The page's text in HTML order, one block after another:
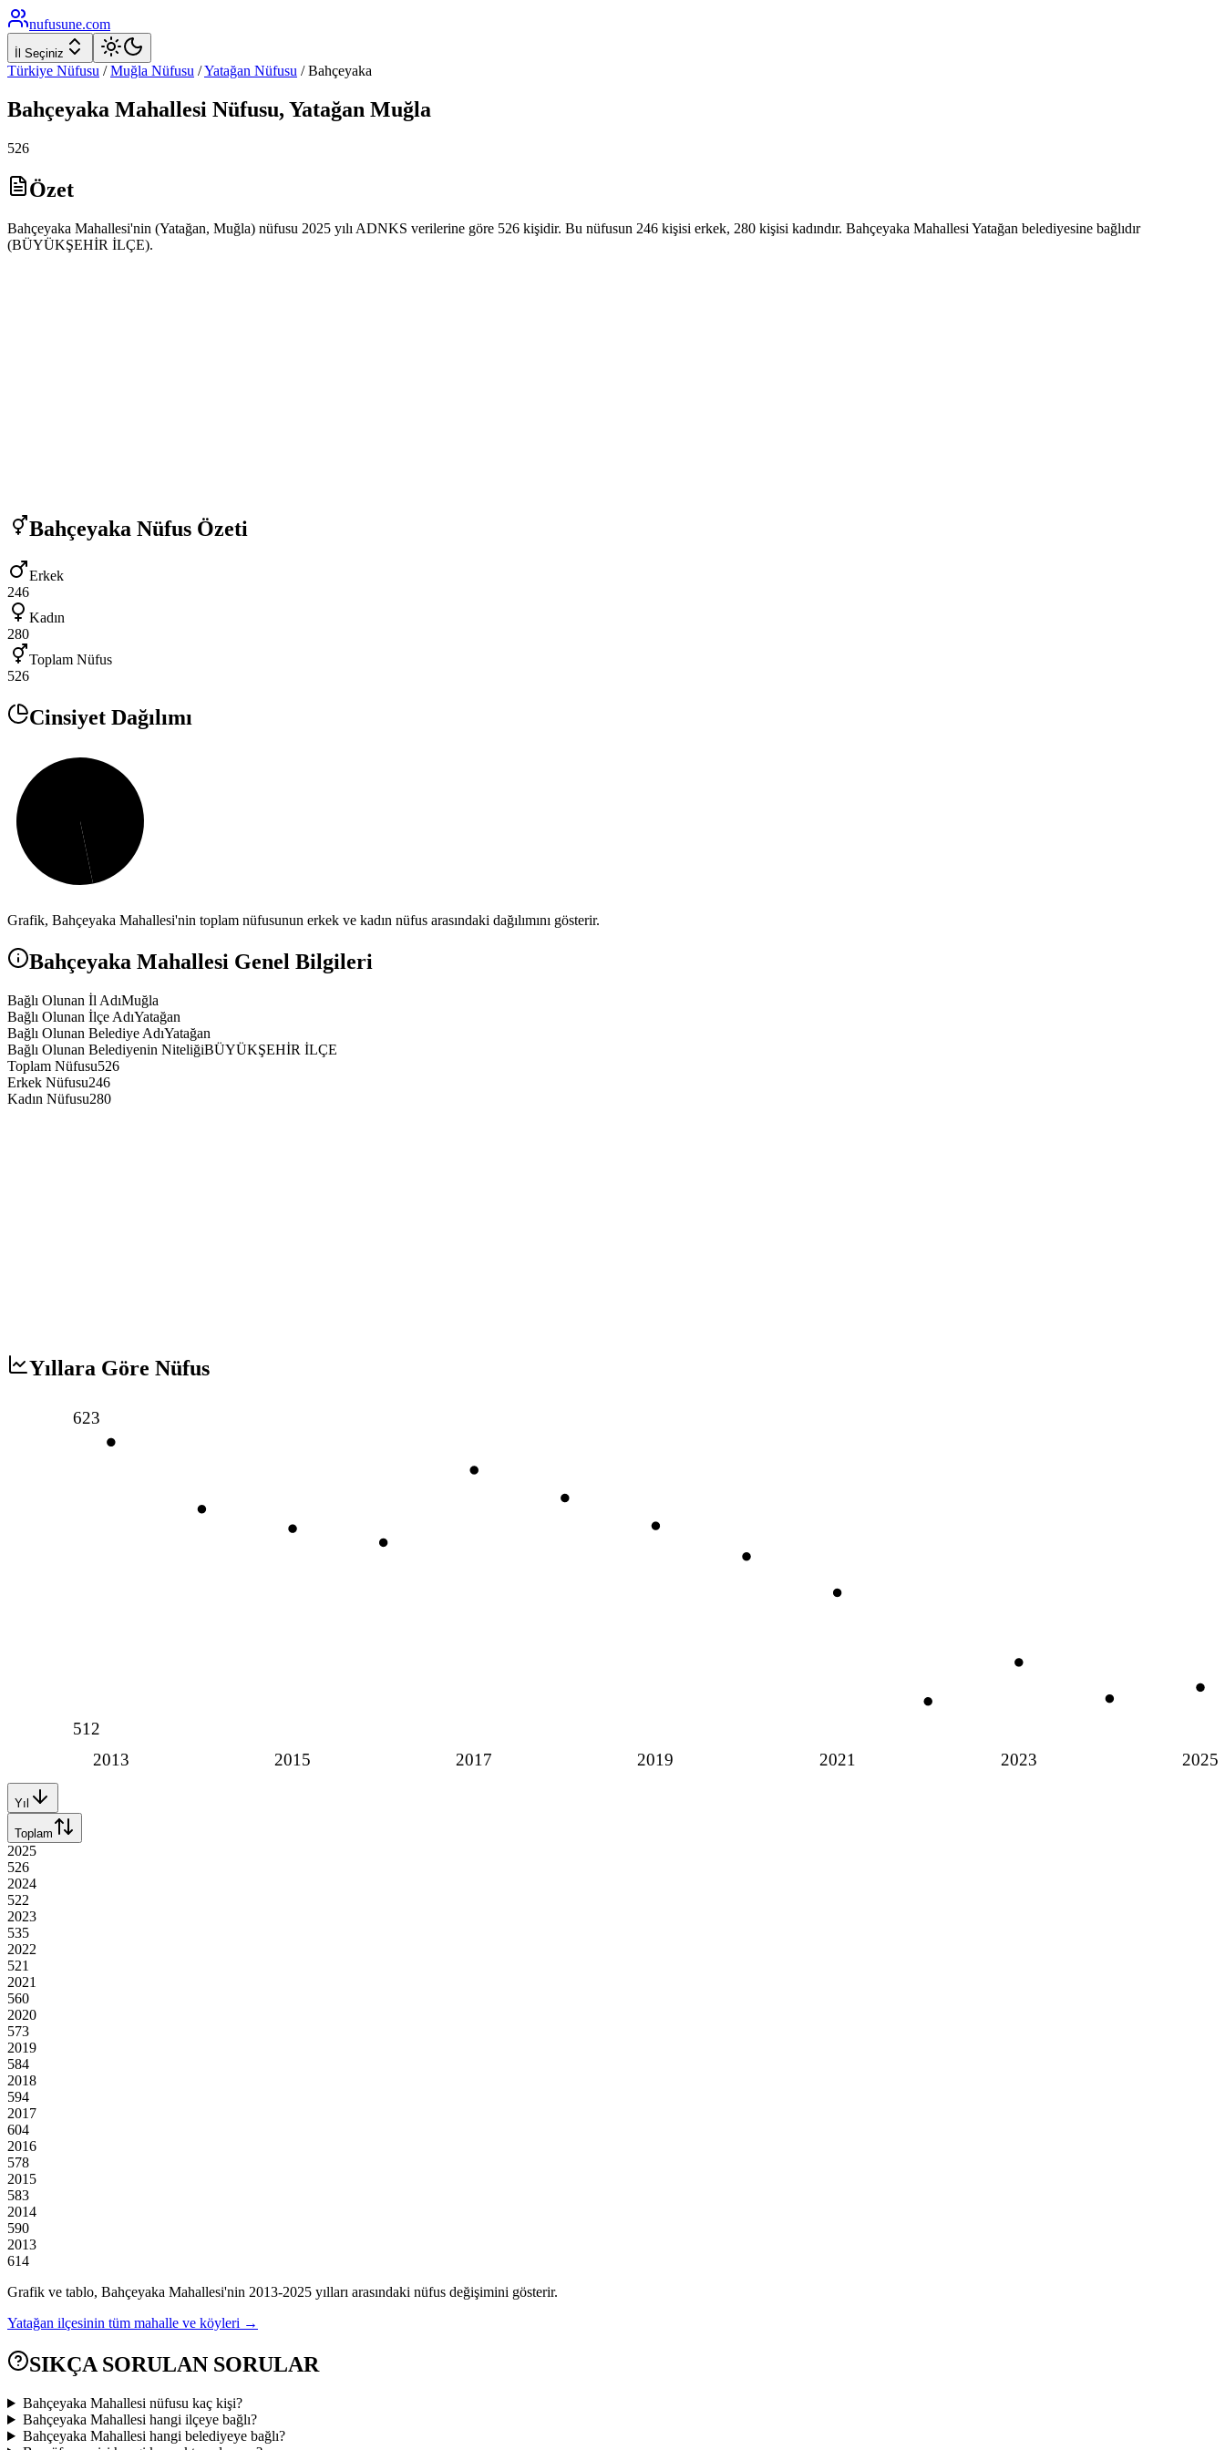
nufusune.com
İl Seçiniz
Türkiye Nüfusu / Muğla Nüfusu /Yatağan Nüfusu /Bahçeyaka
Bahçeyaka Mahallesi Nüfusu, Yatağan Muğla
526
Özet
Bahçeyaka Mahallesi'nin (Yatağan, Muğla) nüfusu 2025 yılı ADNKS verilerine göre 526 kişidir. Bu nüfusun 246 kişisi erkek, 280 kişisi kadındır. Bahçeyaka Mahallesi Yatağan belediyesine bağlıdır
(BÜYÜKŞEHİR İLÇE).
Bahçeyaka Nüfus Özeti
Erkek
246
Kadın
280
Toplam Nüfus
526
Cinsiyet Dağılımı
Grafik, Bahçeyaka Mahallesi'nin toplam nüfusunun erkek ve kadın nüfus arasındaki dağılımını gösterir.
Bahçeyaka Mahallesi Genel Bilgileri
Bağlı Olunan İl AdıMuğla
Bağlı Olunan İlçe AdıYatağan
Bağlı Olunan Belediye AdıYatağan
Bağlı Olunan Belediyenin NiteliğiBÜYÜKŞEHİR İLÇE
Toplam Nüfusu526
Erkek Nüfusu246
Kadın Nüfusu280
Yıllara Göre Nüfus
2013 2015 2017 2019 2021 2023 2025
623
512
Yıl
Toplam
2025
526
2024
522
2023
535
2022
521
2021
560
2020
573
2019
584
2018
594
2017
604
2016
578
2015
583
2014
590
2013
614
Grafik ve tablo, Bahçeyaka Mahallesi'nin 2013-2025 yılları arasındaki nüfus değişimini gösterir.
Yatağan ilçesinin tüm mahalle ve köyleri →
SIKÇA SORULAN SORULAR
Bahçeyaka Mahallesi nüfusu kaç kişi?
Bahçeyaka Mahallesi hangi ilçeye bağlı?
Bahçeyaka Mahallesi hangi belediyeye bağlı?